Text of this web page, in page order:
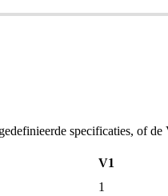
specificaties, of
V1
1